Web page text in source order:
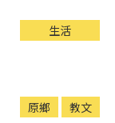
生活
原鄉 教文